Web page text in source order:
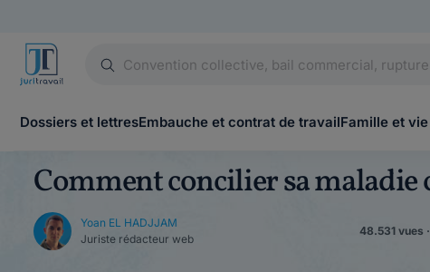
Dossiers et lettresEmbauche et contrat de travailFamille et
Comment concilier sa maladie
Yoan EL HADJJAM
Juriste rédacteur web
48.531 vues